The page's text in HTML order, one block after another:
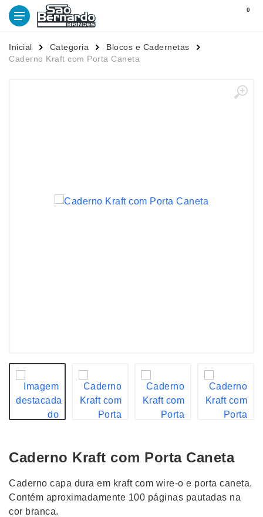
0
Inicial Categoria
Blocos e Cadernetas
Caderno Kraft com Porta Caneta
Caderno Kraft com Porta Caneta
Caderno capa dura em kraft com wire-o e porta caneta.
Contém aproximadamente 100 páginas pautadas na
cor branca.